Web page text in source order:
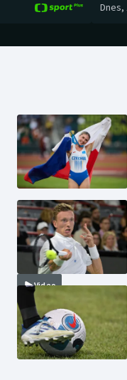
Dnes,
Video